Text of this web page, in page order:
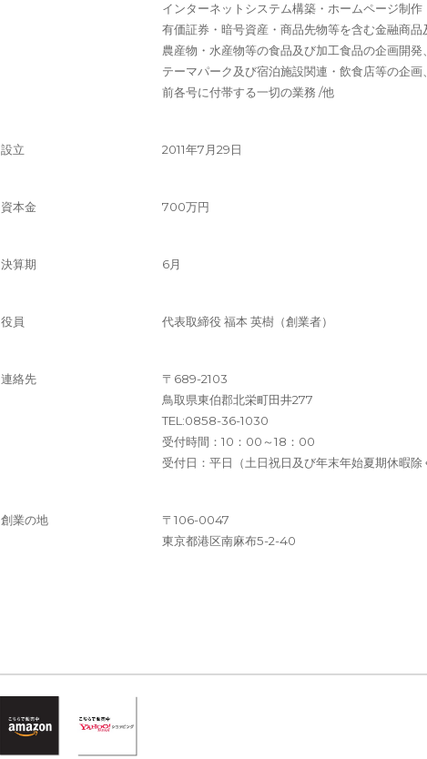
インターネットシステム構築・ホームページ制作
有価証券・暗号資産・商品先物等を含む金融商
農産物・水産物等の食品及び加工食品の企画開
テーマパーク及び宿泊施設関連・飲食店等の企
前各号に付帯する一切の業務 /他
設立 2011年7月29日
資本金 700万円
決算期 6月
役員 代表取締役 福本 英樹（創業者）
連絡先
〒689-2103
鳥取県東伯郡北栄町田井277
TEL:0858-36-1030
受付時間：10：00～18：00
受付日：平日（土日祝日及び年末年始夏期休暇除
創業の地
〒106-0047
東京都港区南麻布5-2-40